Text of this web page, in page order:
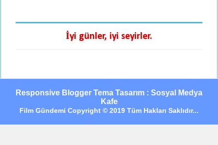
İyi günler, iyi seyirler.
Responsive Blogger Tema Tasarım : Sosyal Medya
Kafe
Film Gündemi Copyright © 2019 Tüm Hakları Saklıdır...